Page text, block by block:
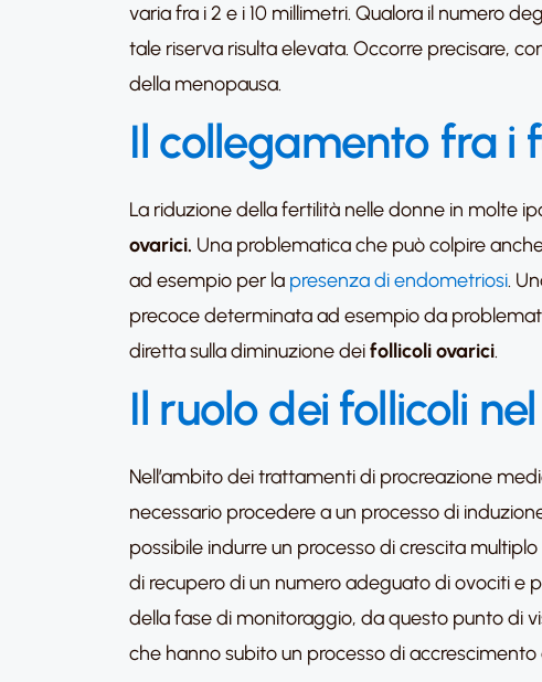
varia fra i 2 e i 10 millimetri. Qualora il numero
tale riserva risulta elevata. Occorre precisare,
della menopausa.
Il collegamento fra i
La riduzione della fertilità nelle donne in molte
ovarici. Una problematica che può colpire
ad esempio per la presenza di endometriosi.
precoce determinata ad esempio da
diretta sulla diminuzione deifollicoli ovarici.
Il ruolo dei follicoli
Nell’ambito dei trattamenti di procreazione
necessario procedere a un processo di
possibile indurre un processo di crescita
di recupero di un numero adeguato di ovociti e
della fase di monitoraggio, da questo punto di
che hanno subito un processo di